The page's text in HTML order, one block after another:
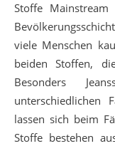
Stoffe
viele Menschen
beiden Stoffen,
Besonders
unterschiedlichen
lassen sich beim
Stoffe bestehen